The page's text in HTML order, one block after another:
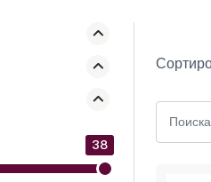
38